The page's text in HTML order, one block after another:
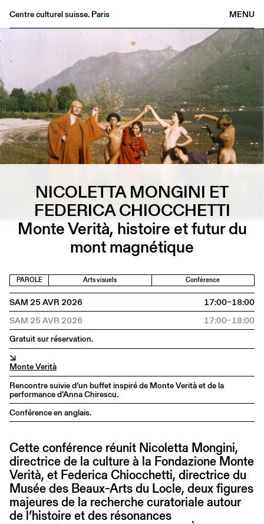
MENU
Centre culturel suisse. Paris
Archives
Médiathèque
Éditions
Informations
NICOLETTA MONGINI ET
FEDERICA CHIOCCHETTI
Monte Verità, histoire et futur du
mont magnétique
PAROLE Arts visuels Conférence
SAM 25 AVR 2026
17:00–18:00
SAM 25 AVR 2026
17:00–18:00
Gratuit sur réservation.
↘
Monte Verità
Rencontre suivie d’un buffet inspiré de Monte Verità et de la
performance d’Anna Chirescu.
Conférence en anglais.
Cette conférence réunit Nicoletta Mongini,
directrice de la culture à la Fondazione Monte
Verità, et Federica Chiocchetti, directrice du
Musée des Beaux-Arts du Locle, deux figures
majeures de la recherche curatoriale autour
de l’histoire et des résonances